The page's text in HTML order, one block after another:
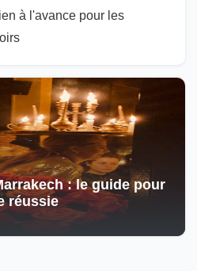
à l'avance pour les
: le guide pour
réussie